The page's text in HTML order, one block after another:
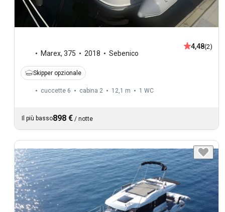
Marex, 375 2018 Sebenico
4,48(2)
Skipper opzionale
cuccette 6 cabina 2 12,1 m 1 WC
Il più basso898 € / notte